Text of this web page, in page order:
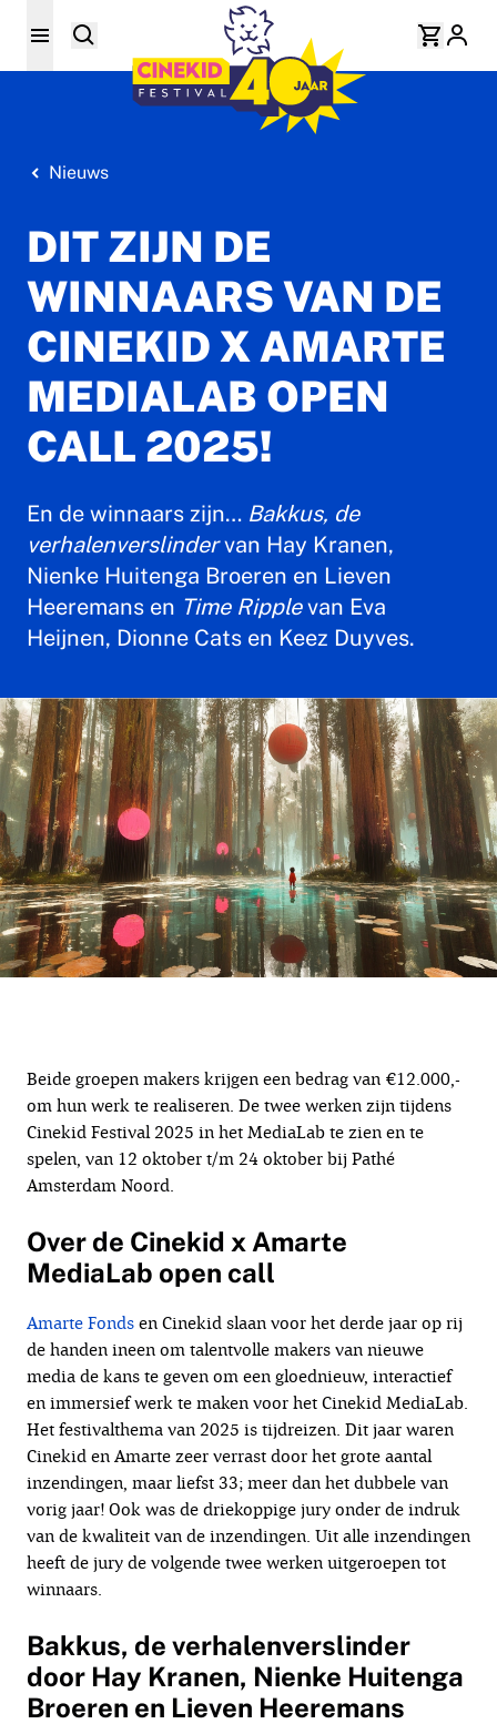
Nieuws
DIT ZIJN DE
WINNAARS VAN DE
CINEKID X AMARTE
MEDIALAB OPEN
CALL 2025!
En de winnaars zijn… Bakkus, de
verhalenverslindervan Hay Kranen,
Nienke Huitenga Broeren en Lieven
Heeremans en Time Ripplevan Eva
Heijnen, Dionne Cats en Keez Duyves.
Beide groepen makers krijgen een bedrag van €12.000,-
om hun werk te realiseren. De twee werken zijn tijdens
Cinekid Festival 2025 in het MediaLab te zien en te
spelen, van 12 oktober t/m 24 oktober bij Pathé
Amsterdam Noord.
Over de Cinekid x Amarte
MediaLab open call
Amarte Fondsen Cinekid slaan voor het derde jaar op rij
de handen ineen om talentvolle makers van nieuwe
media de kans te geven om een gloednieuw, interactief
en immersief werk te maken voor het Cinekid MediaLab.
Het festivalthema van 2025 is tijdreizen. Dit jaar waren
Cinekid en Amarte zeer verrast door het grote aantal
inzendingen, maar liefst 33; meer dan het dubbele van
vorig jaar! Ook was de driekoppige jury onder de indruk
van de kwaliteit van de inzendingen. Uit alle inzendingen
heeft de jury de volgende twee werken uitgeroepen tot
winnaars.
Bakkus, de verhalenverslinder
door Hay Kranen, Nienke Huitenga
Broeren en Lieven Heeremans